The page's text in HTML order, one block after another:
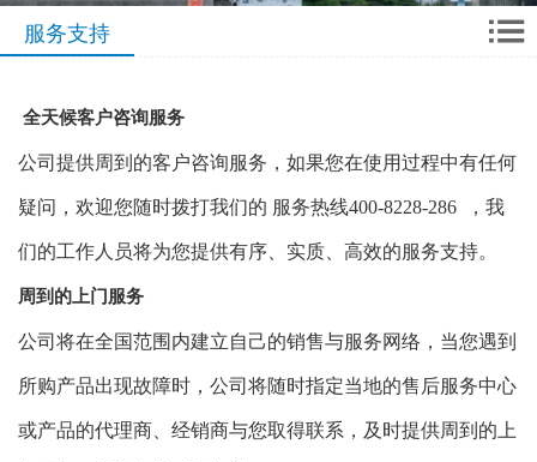
服务支持
全天候客户咨询服务
公司提供周到的客户咨询服务，如果您在使用过程中有任何
疑问，欢迎您随时拨打我们的 服务热线400-8228-286 ，我
们的工作人员将为您提供有序、实质、高效的服务支持。
周到的上门服务
公司 将在全国范围内建立自己的销售与服务网络，当您遇到
所购产品出现故障时，公司将随时指定当地的售后服务中心
或产品的代理商、经销商与您取得联系，及时提供周到的上